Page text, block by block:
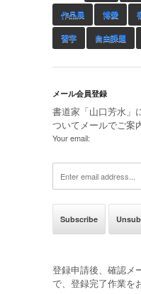
作品展 博愛
習字 自由課題
メール会員登録
書道家「山口芳水」
ついてメールでご案
Your email:
登録申請後、確認メ
で、登録完了作業を